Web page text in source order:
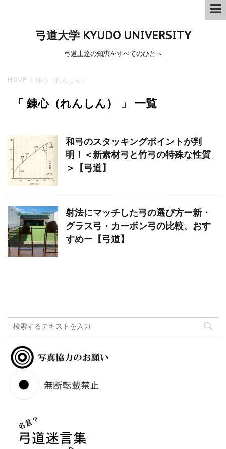
弓道大学 KYUDO UNIVERSITY
弓道上達の知恵をすべてのひとへ
HOME > 錬心（れんしん）
「 錬心（れんしん） 」 一覧
和弓のスタッキングポイントが判
明！＜新素材弓と竹弓の特殊な性質
＞【弓道】
射法にマッチした弓の選び方ー新・
グラス弓・カーボン弓の比較、おす
すめー【弓道】